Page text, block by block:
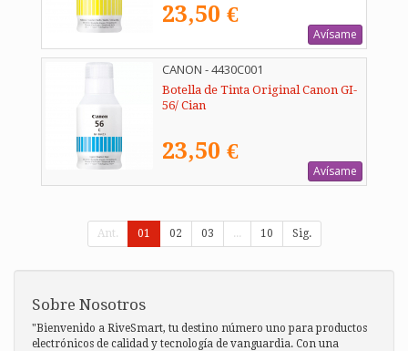
23,50 €
Avísame
CANON - 4430C001
Botella de Tinta Original Canon GI-
56/ Cian
23,50 €
Avísame
Ant. 01 02 03 ... 10 Sig.
Sobre Nosotros
"Bienvenido a RiveSmart, tu destino número uno para productos
electrónicos de calidad y tecnología de vanguardia. Con una